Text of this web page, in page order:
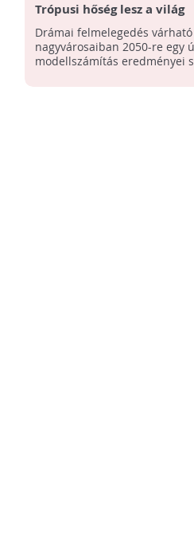
Trópusi hőség lesz a világ
nagyvárosaiban 30 év
Drámai felmelegedés
nagyvárosaiban 2050-re egy
modellszámítás eredményei